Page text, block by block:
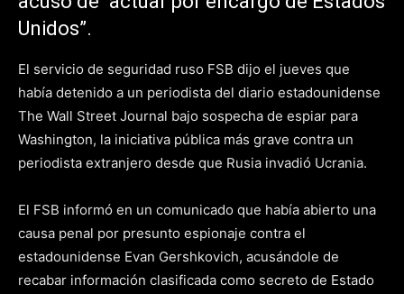
Unidos”.
El servicio de seguridad ruso FSB dijo el jueves que
había detenido a un periodista del diario estadounidense
The Wall Street Journal bajo sospecha de espiar para
Washington, la iniciativa pública más grave contra un
periodista extranjero desde que Rusia invadió Ucrania.
El FSB informó en un comunicado que había abierto una
causa penal por presunto espionaje contra el
estadounidense Evan Gershkovich, acusándole de
recabar información clasificada como secreto de Estado